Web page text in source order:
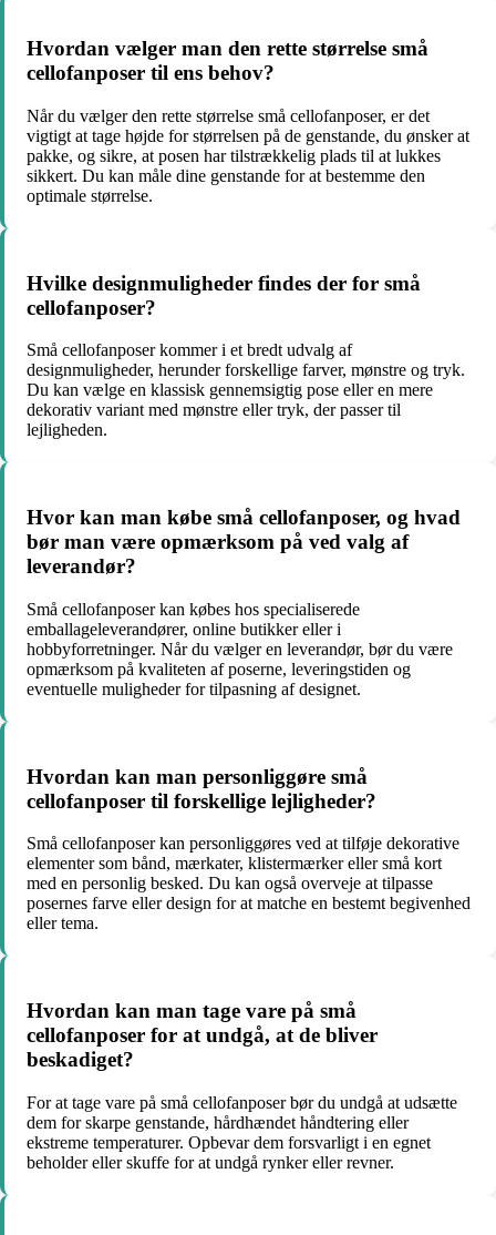
Hvordan vælger man den rette størrelse små
cellofanposer til ens behov?
Når du vælger den rette størrelse små cellofanposer, er det
vigtigt at tage højde for størrelsen på de genstande, du ønsker at
pakke, og sikre, at posen har tilstrækkelig plads til at lukkes
sikkert. Du kan måle dine genstande for at bestemme den
optimale størrelse.
Hvilke designmuligheder findes der for små
cellofanposer?
Små cellofanposer kommer i et bredt udvalg af
designmuligheder, herunder forskellige farver, mønstre og tryk.
Du kan vælge en klassisk gennemsigtig pose eller en mere
dekorativ variant med mønstre eller tryk, der passer til
lejligheden.
Hvor kan man købe små cellofanposer, og hvad
bør man være opmærksom på ved valg af
leverandør?
Små cellofanposer kan købes hos specialiserede
emballageleverandører, online butikker eller i
hobbyforretninger. Når du vælger en leverandør, bør du være
opmærksom på kvaliteten af poserne, leveringstiden og
eventuelle muligheder for tilpasning af designet.
Hvordan kan man personliggøre små
cellofanposer til forskellige lejligheder?
Små cellofanposer kan personliggøres ved at tilføje dekorative
elementer som bånd, mærkater, klistermærker eller små kort
med en personlig besked. Du kan også overveje at tilpasse
posernes farve eller design for at matche en bestemt begivenhed
eller tema.
Hvordan kan man tage vare på små
cellofanposer for at undgå, at de bliver
beskadiget?
For at tage vare på små cellofanposer bør du undgå at udsætte
dem for skarpe genstande, hårdhændet håndtering eller
ekstreme temperaturer. Opbevar dem forsvarligt i en egnet
beholder eller skuffe for at undgå rynker eller revner.